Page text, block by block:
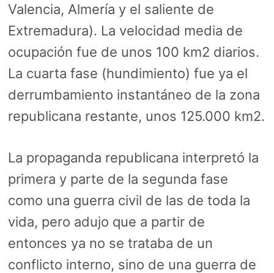
Valencia, Almería y el saliente de
Extremadura). La velocidad media de
ocupación fue de unos 100 km2 diarios.
La cuarta fase (hundimiento) fue ya el
derrumbamiento instantáneo de la zona
republicana restante, unos 125.000 km2.
La propaganda republicana interpretó la
primera y parte de la segunda fase
como una guerra civil de las de toda la
vida, pero adujo que a partir de
entonces ya no se trataba de un
conflicto interno, sino de una guerra de